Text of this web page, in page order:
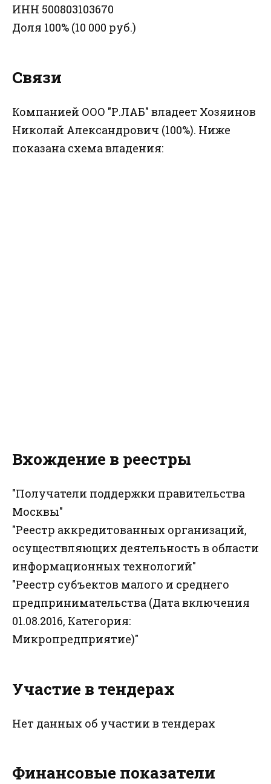
ИНН 500803103670
Доля 100% (10 000 руб.)
Связи
Компанией ООО "Р.ЛАБ" владеет Хозяинов
Николай Александрович (100%). Ниже
показана схема владения:
Вхождение в реестры
"Получатели поддержки правительства
Москвы"
"Реестр аккредитованных организаций,
осуществляющих деятельность в области
информационных технологий"
"Реестр субъектов малого и среднего
предпринимательства (Дата включения
01.08.2016, Категория:
Микропредприятие)"
Участие в тендерах
Нет данных об участии в тендерах
Финансовые показатели